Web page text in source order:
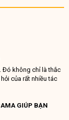
không chỉ là thắc
của rất nhiều tác
GIÚP BẠN